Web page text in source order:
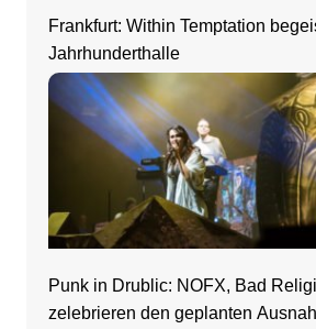
Frankfurt: Within Temptation
Jahrhunderthalle
Punk in Drublic: NOFX, Bad
zelebrieren den geplanten